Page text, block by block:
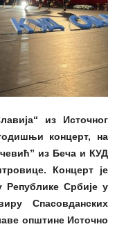
из Источног
концерт, на
из Беча и КУД
Концерт је
Републике Србије у
Спасовданских
општине Источно